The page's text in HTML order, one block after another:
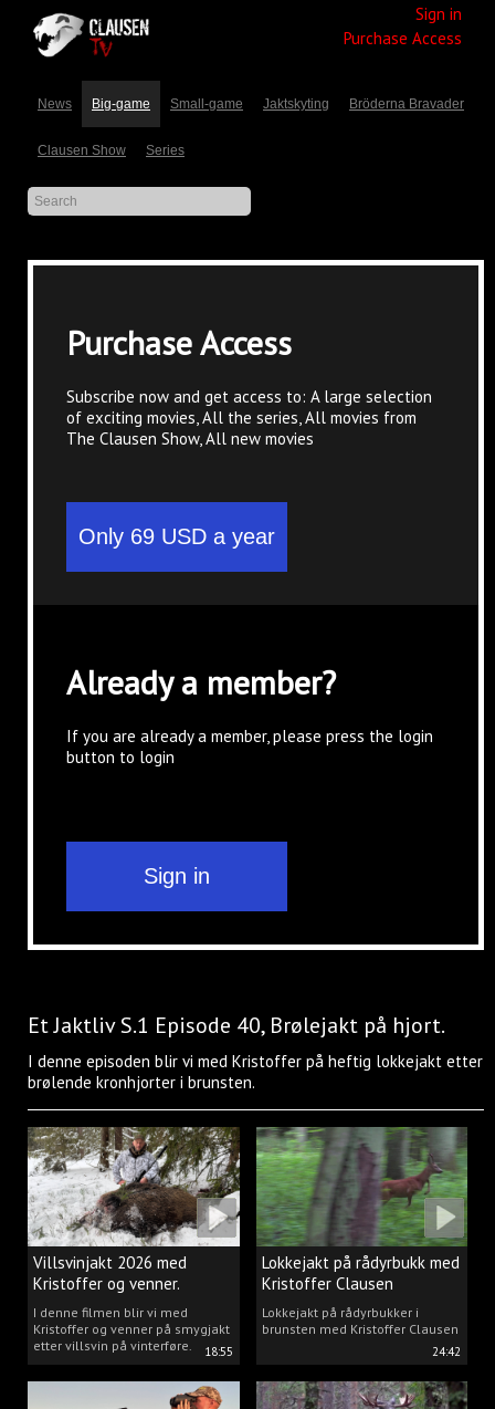
Sign in
Purchase Access
News Big-game Small-game Jaktskyting Bröderna Bravader
Clausen Show Series
Purchase Access
Subscribe now and get access to: A large selection
of exciting movies, All the series, All movies from
The Clausen Show, All new movies
Already a member?
If you are already a member, please press the login
button to login
Et Jaktliv S.1 Episode 40, Brølejakt på hjort.
I denne episoden blir vi med Kristoffer på heftig lokkejakt etter
brølende kronhjorter i brunsten.
18:55
Villsvinjakt 2026 med
Kristoffer og venner.
I denne filmen blir vi med
Kristoffer og venner på smygjakt
etter villsvin på vinterføre.
24:42
Lokkejakt på rådyrbukk med
Kristoffer Clausen
Lokkejakt på rådyrbukker i
brunsten med Kristoffer Clausen